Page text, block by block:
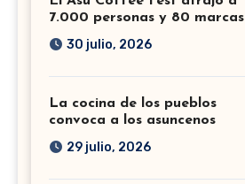
7.000 personas y 80 marcas
30 julio, 2026
La cocina de los pueblos
convoca a los asuncenos
29 julio, 2026